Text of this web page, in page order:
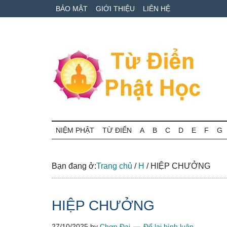
to
to
qua
BẢO MẬT GIỚI THIỆU LIÊN HỆ
Từ
điển
Phật
học
cứu
thuật
Phật
học
NIỆM PHẬT TỪ ĐIỂN A B C D E F G
Bạn đang ở:Trang chủ / H /HIỆP CHƯỞNG
HIỆP CHƯỞNG